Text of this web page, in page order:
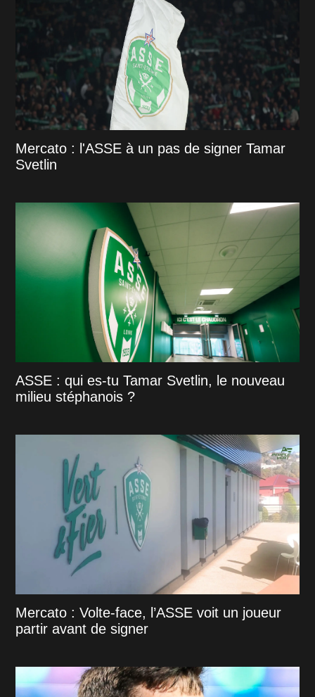
Mercato : l'ASSE à un pas de signer Tamar
Svetlin
ASSE : qui es-tu Tamar Svetlin, le nouveau
milieu stéphanois ?
Mercato : Volte-face, l’ASSE voit un joueur
partir avant de signer